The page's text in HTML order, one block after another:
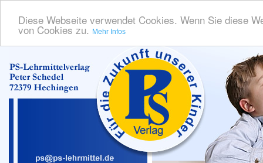
Diese Webseite verwendet Cookies. Wenn Sie diese
von Cookies zu. Mehr Infos